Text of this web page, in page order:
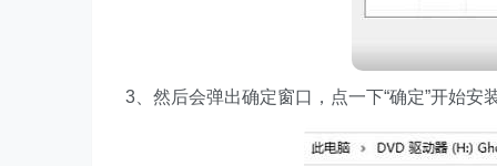
3、然后会弹出确定窗口，点一下“确定”开始安